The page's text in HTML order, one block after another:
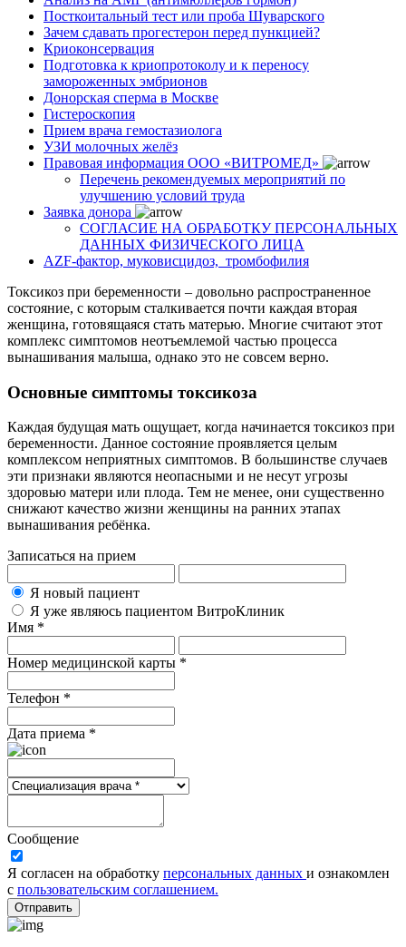
Посткоитальный тест или проба Шуварского
Зачем сдавать прогестерон перед пункцией?
Криоконсервация
Подготовка к криопротоколу и к переносу
замороженных эмбрионов
Донорская сперма в Москве
Гистероскопия
Прием врача гемостазиолога
УЗИ молочных желёз
Правовая информация ООО «ВИТРОМЕД»
Перечень рекомендуемых мероприятий по
улучшению условий труда
Заявка донора
СОГЛАСИЕ НА ОБРАБОТКУ ПЕРСОНАЛЬНЫХ
ДАННЫХ ФИЗИЧЕСКОГО ЛИЦА
AZF-фактор, муковисцидоз, тромбофилия
Токсикоз при беременности – довольно распространенное
состояние, с которым сталкивается почти каждая вторая
женщина, готовящаяся стать матерью. Многие считают этот
комплекс симптомов неотъемлемой частью процесса
вынашивания малыша, однако это не совсем верно.
Основные симптомы токсикоза
Каждая будущая мать ощущает, когда начинается токсикоз при
беременности. Данное состояние проявляется целым
комплексом неприятных симптомов. В большинстве случаев
эти признаки являются неопасными и не несут угрозы
здоровью матери или плода. Тем не менее, они существенно
снижают качество жизни женщины на ранних этапах
вынашивания ребёнка.
Записаться на прием
Я новый пациент
Я уже являюсь пациентом ВитроКлиник
Имя *
Номер медицинской карты *
Телефон *
Дата приема *
Сообщение
Я согласен на обработку персональных данных и ознакомлен
с пользовательским соглашением.
Отправить